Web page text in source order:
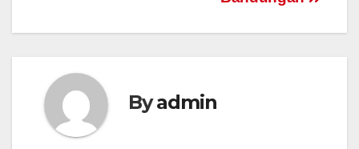
Byadmin